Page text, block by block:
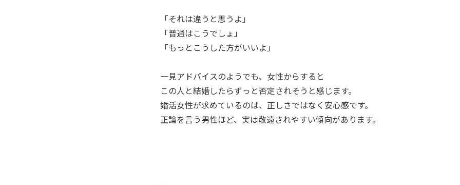
「それは違うと思うよ」
「普通はこうでしょ」
「もっとこうした方がいいよ」
一見アドバイスのようでも、女性からすると
この人と結婚したらずっと否定されそうと感じます。
婚活女性が求めているのは、正しさではなく安心感です。
正論を言う男性ほど、実は敬遠されやすい傾向があります。